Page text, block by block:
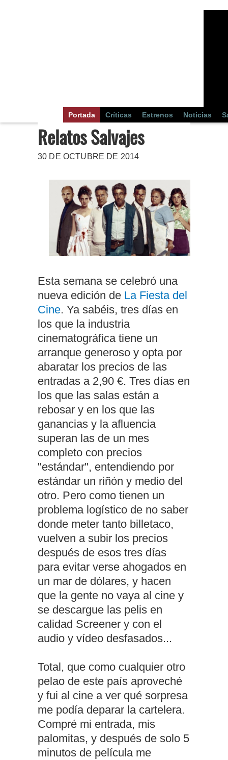
Portada Críticas Estrenos Noticias
Relatos Salvajes
30 DE OCTUBRE DE 2014
Esta semana se celebró una
nueva edición de La Fiesta del
Cine. Ya sabéis, tres días en
los que la industria
cinematográfica tiene un
arranque generoso y opta por
abaratar los precios de las
entradas a 2,90 €. Tres días en
los que las salas están a
rebosar y en los que las
ganancias y la afluencia
superan las de un mes
completo con precios
"estándar", entendiendo por
estándar un riñón y medio del
otro. Pero como tienen un
problema logístico de no saber
donde meter tanto billetaco,
vuelven a subir los precios
después de esos tres días
para evitar verse ahogados en
un mar de dólares, y hacen
que la gente no vaya al cine y
se descargue las pelis en
calidad Screener y con el
audio y vídeo desfasados...
Total, que como cualquier otro
pelao de este país aproveché
y fui al cine a ver qué sorpresa
me podía deparar la cartelera.
Compré mi entrada, mis
palomitas, y después de solo 5
minutos de película me